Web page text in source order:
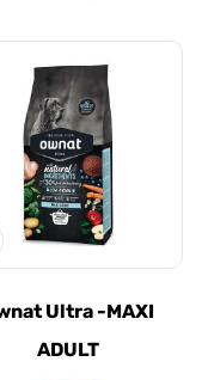
Ownat Ultra -MAXI
ADULT